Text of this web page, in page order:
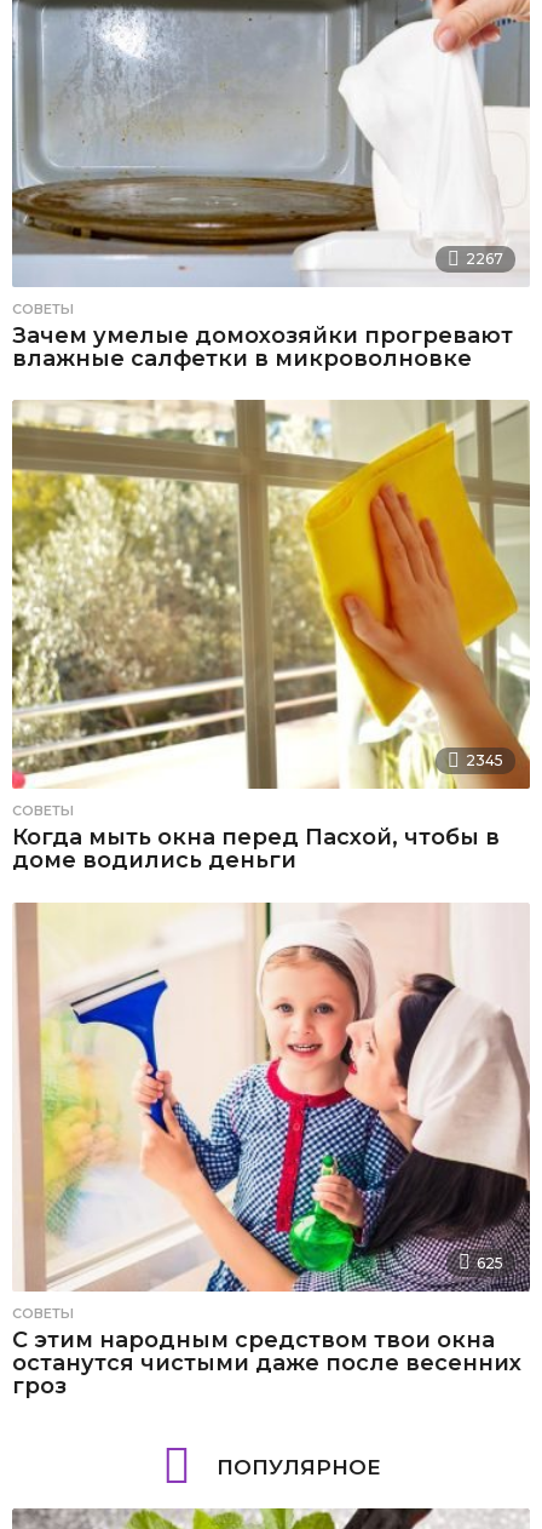
2267
СОВЕТЫ
Зачем умелые домохозяйки прогревают
влажные салфетки в микроволновке
2345
СОВЕТЫ
Когда мыть окна перед Пасхой, чтобы в
доме водились деньги
625
СОВЕТЫ
С этим народным средством твои окна
останутся чистыми даже после весенних
гроз
ПОПУЛЯРНОЕ